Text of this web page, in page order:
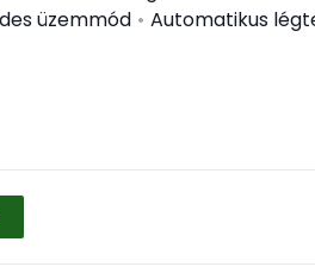
üzemmód • Automatikus